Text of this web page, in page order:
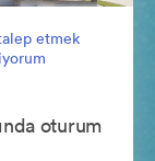
etmek
oturum